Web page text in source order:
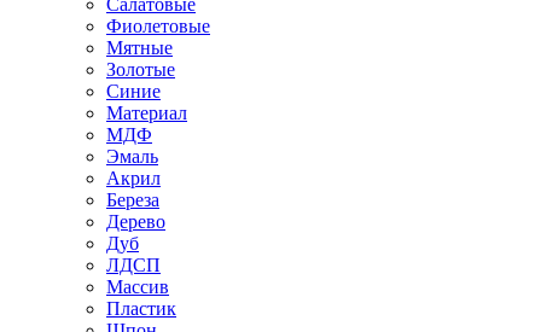
Салатовые
Фиолетовые
Мятные
Золотые
Синие
Материал
МДФ
Эмаль
Акрил
Береза
Дерево
Дуб
ЛДСП
Массив
Пластик